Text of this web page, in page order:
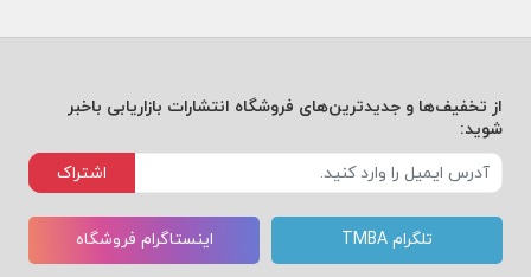
از تخفیف‌ها و جدیدترین‌های فروشگاه انتشارات بازاریابی باخبر
شوید:
اشتراک
تلگرام TMBA اینستاگرام فروشگاه